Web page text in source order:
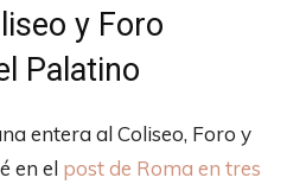
y Foro
Palatino
entera al Coliseo, Foro y
en el post de Roma en tres